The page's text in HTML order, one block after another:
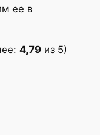
ее в
4,79из 5)